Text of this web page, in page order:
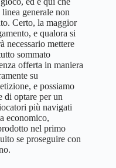
generale non
Certo, la maggior
e qualora si
necessario mettere
sommato
offerta in maniera
su
e possiamo
di optare per un
più navigati
economico,
nel primo
se proseguire con